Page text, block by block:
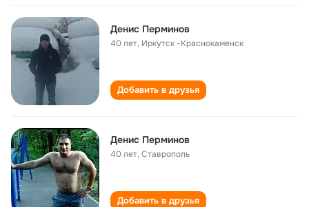
Денис Перминов
40 лет, Иркутск -Краснокаменск
Добавить в друзья
Денис Перминов
40 лет,Ставрополь
Добавить в друзья